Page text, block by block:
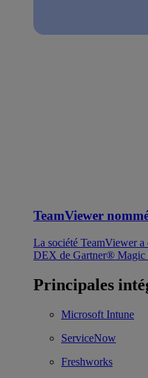
TeamViewer
La société TeamViewer a
DEX de Gartner®
Principales
Microsoft Intune
ServiceNow
Freshworks